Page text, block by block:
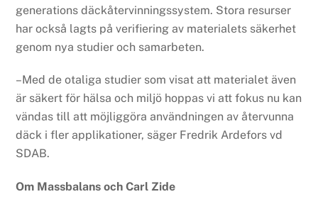
generations däckåtervinningssystem. Stora resurser
har också lagts på verifiering av materialets säkerhet
genom nya studier och samarbeten.
–Med de otaliga studier som visat att materialet även
är säkert för hälsa och miljö hoppas vi att fokus nu kan
vändas till att möjliggöra användningen av återvunna
däck i fler applikationer, säger Fredrik Ardefors vd
SDAB.
Om Massbalans och Carl Zide